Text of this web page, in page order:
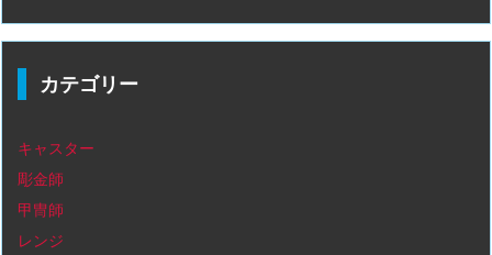
カテゴリー
キャスター
彫金師
甲冑師
レンジ